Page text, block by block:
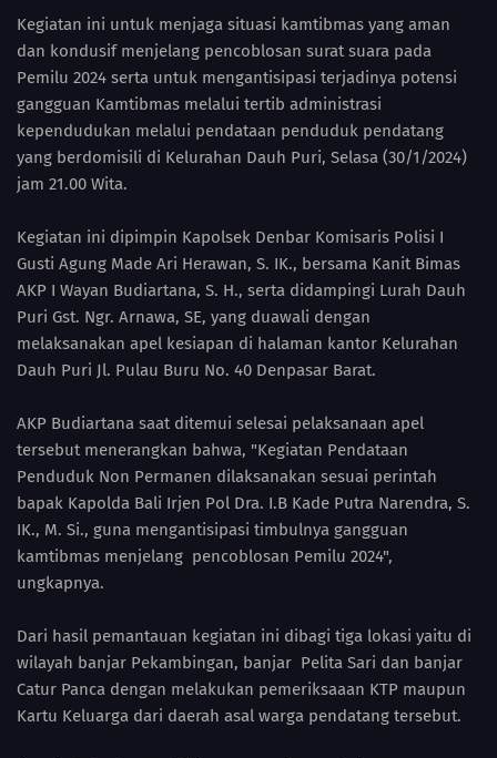
Kegiatan ini untuk menjaga situasi kamtibmas yang aman
dan kondusif menjelang pencoblosan surat suara pada
Pemilu 2024 serta untuk mengantisipasi terjadinya potensi
gangguan Kamtibmas melalui tertib administrasi
kependudukan melalui pendataan penduduk pendatang
yang berdomisili di Kelurahan Dauh Puri, Selasa (30/1/2024)
jam 21.00 Wita.
Kegiatan ini dipimpin Kapolsek Denbar Komisaris Polisi I
Gusti Agung Made Ari Herawan, S. IK., bersama Kanit Bimas
AKP I Wayan Budiartana, S. H., serta didampingi Lurah Dauh
Puri Gst. Ngr. Arnawa, SE, yang duawali dengan
melaksanakan apel kesiapan di halaman kantor Kelurahan
Dauh Puri Jl. Pulau Buru No. 40 Denpasar Barat.
AKP Budiartana saat ditemui selesai pelaksanaan apel
tersebut menerangkan bahwa, "Kegiatan Pendataan
Penduduk Non Permanen dilaksanakan sesuai perintah
bapak Kapolda Bali Irjen Pol Dra. I.B Kade Putra Narendra, S.
IK., M. Si., guna mengantisipasi timbulnya gangguan
kamtibmas menjelang pencoblosan Pemilu 2024",
ungkapnya.
Dari hasil pemantauan kegiatan ini dibagi tiga lokasi yaitu di
wilayah banjar Pekambingan, banjar Pelita Sari dan banjar
Catur Panca dengan melakukan pemeriksaaan KTP maupun
Kartu Keluarga dari daerah asal warga pendatang tersebut.